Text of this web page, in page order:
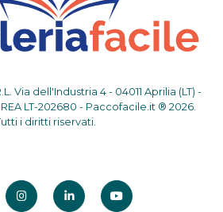
Via dell'Industria 4 - 04011 Aprilia (LT) -
LT-202680 - Paccofacile.it ® 2026.
i diritti riservati.